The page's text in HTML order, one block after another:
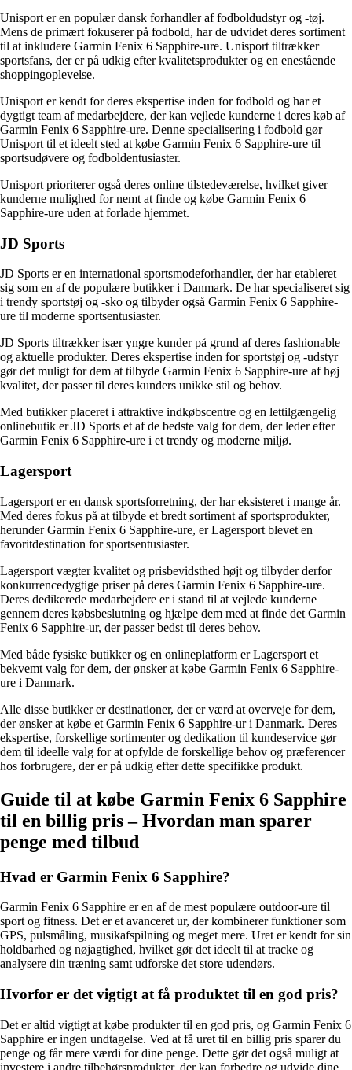
Unisport er en populær dansk forhandler af fodboldudstyr og -tøj.
Mens de primært fokuserer på fodbold, har de udvidet deres sortiment
til at inkludere Garmin Fenix 6 Sapphire-ure. Unisport tiltrækker
sportsfans, der er på udkig efter kvalitetsprodukter og en enestående
shoppingoplevelse.
Unisport er kendt for deres ekspertise inden for fodbold og har et
dygtigt team af medarbejdere, der kan vejlede kunderne i deres køb af
Garmin Fenix 6 Sapphire-ure. Denne specialisering i fodbold gør
Unisport til et ideelt sted at købe Garmin Fenix 6 Sapphire-ure til
sportsudøvere og fodboldentusiaster.
Unisport prioriterer også deres online tilstedeværelse, hvilket giver
kunderne mulighed for nemt at finde og købe Garmin Fenix 6
Sapphire-ure uden at forlade hjemmet.
JD Sports
JD Sports er en international sportsmodeforhandler, der har etableret
sig som en af de populære butikker i Danmark. De har specialiseret sig
i trendy sportstøj og -sko og tilbyder også Garmin Fenix 6 Sapphire-
ure til moderne sportsentusiaster.
JD Sports tiltrækker især yngre kunder på grund af deres fashionable
og aktuelle produkter. Deres ekspertise inden for sportstøj og -udstyr
gør det muligt for dem at tilbyde Garmin Fenix 6 Sapphire-ure af høj
kvalitet, der passer til deres kunders unikke stil og behov.
Med butikker placeret i attraktive indkøbscentre og en lettilgængelig
onlinebutik er JD Sports et af de bedste valg for dem, der leder efter
Garmin Fenix 6 Sapphire-ure i et trendy og moderne miljø.
Lagersport
Lagersport er en dansk sportsforretning, der har eksisteret i mange år.
Med deres fokus på at tilbyde et bredt sortiment af sportsprodukter,
herunder Garmin Fenix 6 Sapphire-ure, er Lagersport blevet en
favoritdestination for sportsentusiaster.
Lagersport vægter kvalitet og prisbevidsthed højt og tilbyder derfor
konkurrencedygtige priser på deres Garmin Fenix 6 Sapphire-ure.
Deres dedikerede medarbejdere er i stand til at vejlede kunderne
gennem deres købsbeslutning og hjælpe dem med at finde det Garmin
Fenix 6 Sapphire-ur, der passer bedst til deres behov.
Med både fysiske butikker og en onlineplatform er Lagersport et
bekvemt valg for dem, der ønsker at købe Garmin Fenix 6 Sapphire-
ure i Danmark.
Alle disse butikker er destinationer, der er værd at overveje for dem,
der ønsker at købe et Garmin Fenix 6 Sapphire-ur i Danmark. Deres
ekspertise, forskellige sortimenter og dedikation til kundeservice gør
dem til ideelle valg for at opfylde de forskellige behov og præferencer
hos forbrugere, der er på udkig efter dette specifikke produkt.
Guide til at købe Garmin Fenix 6 Sapphire
til en billig pris – Hvordan man sparer
penge med tilbud
Hvad er Garmin Fenix 6 Sapphire?
Garmin Fenix 6 Sapphire er en af de mest populære outdoor-ure til
sport og fitness. Det er et avanceret ur, der kombinerer funktioner som
GPS, pulsmåling, musikafspilning og meget mere. Uret er kendt for sin
holdbarhed og nøjagtighed, hvilket gør det ideelt til at tracke og
analysere din træning samt udforske det store udendørs.
Hvorfor er det vigtigt at få produktet til en god pris?
Det er altid vigtigt at købe produkter til en god pris, og Garmin Fenix 6
Sapphire er ingen undtagelse. Ved at få uret til en billig pris sparer du
penge og får mere værdi for dine penge. Dette gør det også muligt at
investere i andre tilbehørsprodukter, der kan forbedre og udvide dine